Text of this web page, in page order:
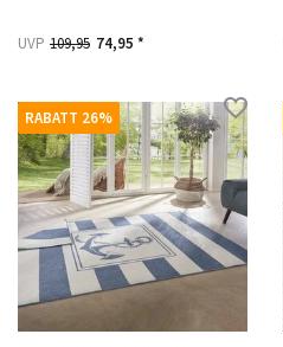
UVP 109,95 74,95 *
RABATT 26%